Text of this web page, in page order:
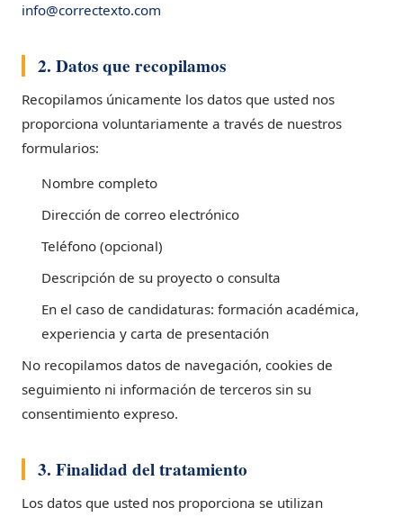
info@correctexto.com
2. Datos que recopilamos
Recopilamos únicamente los datos que usted nos
proporciona voluntariamente a través de nuestros
formularios:
Nombre completo
Dirección de correo electrónico
Teléfono (opcional)
Descripción de su proyecto o consulta
En el caso de candidaturas: formación académica,
experiencia y carta de presentación
No recopilamos datos de navegación, cookies de
seguimiento ni información de terceros sin su
consentimiento expreso.
3. Finalidad del tratamiento
Los datos que usted nos proporciona se utilizan